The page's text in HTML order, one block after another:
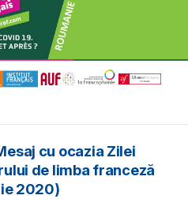
cu ocazia Zilei
de limba franceză
2020)